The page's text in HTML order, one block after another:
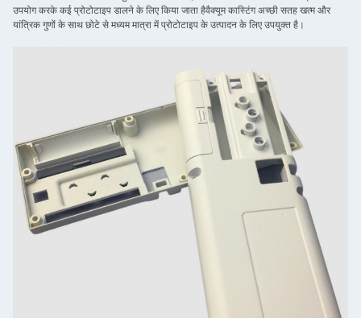
उपयोग करके कई प्रोटोटाइप डालने के लिए किया जाता हैवैक्यूम कास्टिंग अच्छी सतह खत्म और
यांत्रिक गुणों के साथ छोटे से मध्यम मात्रा में प्रोटोटाइप के उत्पादन के लिए उपयुक्त है।